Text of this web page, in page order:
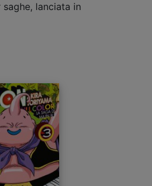
lanciata in